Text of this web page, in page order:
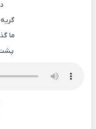
ما
پشت